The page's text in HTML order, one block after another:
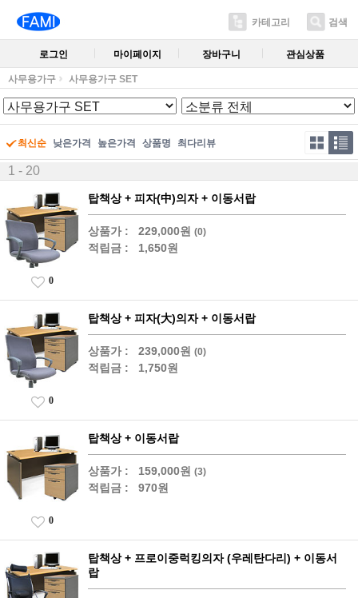
카테고리 검색
로그인 마이페이지 장바구니 관심상품
사무용가구 사무용가구 SET
최신순 낮은가격 높은가격 상품명 최다리뷰
1 - 20
탑책상 + 피자(中)의자 + 이동서랍
상품가 : 229,000원 (0)
적립금 : 1,650원
0
탑책상 + 피자(大)의자 + 이동서랍
상품가 : 239,000원 (0)
적립금 : 1,750원
0
탑책상 + 이동서랍
상품가 : 159,000원 (3)
적립금 : 970원
0
탑책상 + 프로이중럭킹의자 (우레탄다리) + 이동서
랍